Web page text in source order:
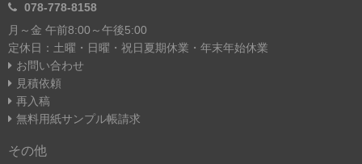
078-778-8158
月～金 午前8:00～午後5:00
定休日：土曜・日曜・祝日 夏期休業・年末年始休業
お問い合わせ
見積依頼
再入稿
無料用紙サンプル帳請求
その他